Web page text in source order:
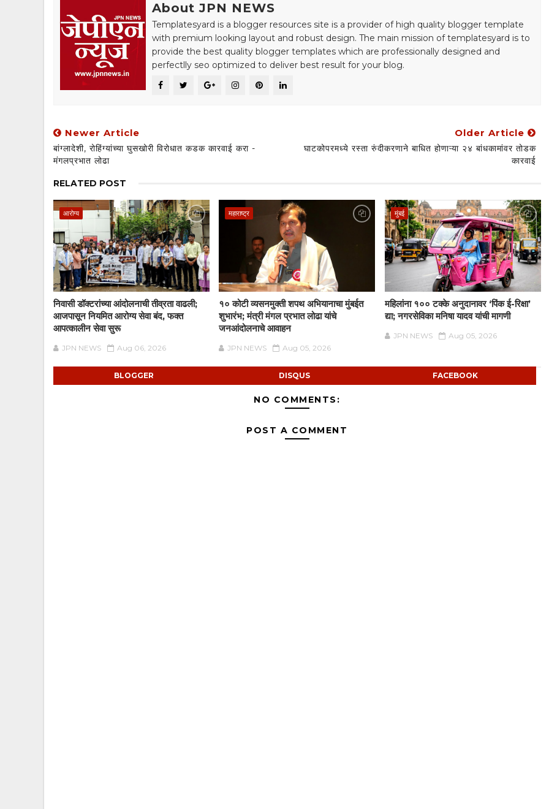
About JPN NEWS
Templatesyard is a blogger resources site is a provider of high quality blogger template
with premium looking layout and robust design. The main mission of templatesyard is to
provide the best quality blogger templates which are professionally designed and
perfectlly seo optimized to deliver best result for your blog.
Newer Article
​बांग्लादेशी, रोहिंग्यांच्या घुसखोरी विरोधात कडक कारवाई करा -
मंगलप्रभात लोढा
Older Article
घाटकोपरमध्ये रस्ता रुंदीकरणाने बाधित होणाऱ्या २४ बांधकामांवर तोडक
कारवाई
RELATED POST
आरोग्य
निवासी डॉक्टरांच्या आंदोलनाची तीव्रता वाढली;
आजपासून नियमित आरोग्य सेवा बंद, फक्त
आपत्कालीन सेवा सुरू
JPN NEWS Aug 06, 2026
महाराष्ट्र
१० कोटी व्यसनमुक्ती शपथ अभियानाचा मुंबईत
शुभारंभ; मंत्री मंगल प्रभात लोढा यांचे
जनआंदोलनाचे आवाहन
JPN NEWS Aug 05, 2026
मुंबई
महिलांना १०० टक्के अनुदानावर ‘पिंक ई-रिक्षा’
द्या; नगरसेविका मनिषा यादव यांची मागणी
JPN NEWS Aug 05, 2026
BLOGGER DISQUS FACEBOOK
NO COMMENTS:
POST A COMMENT